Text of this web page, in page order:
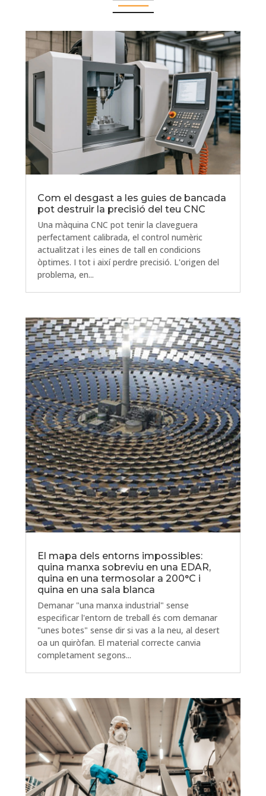
Com el desgast a les guies de bancada
pot destruir la precisió del teu CNC
Una màquina CNC pot tenir la claveguera
perfectament calibrada, el control numèric
actualitzat i les eines de tall en condicions
òptimes. I tot i així perdre precisió. L'origen del
problema, en...
El mapa dels entorns impossibles:
quina manxa sobreviu en una EDAR,
quina en una termosolar a 200°C i
quina en una sala blanca
Demanar "una manxa industrial" sense
especificar l'entorn de treball és com demanar
"unes botes" sense dir si vas a la neu, al desert
oa un quiròfan. El material correcte canvia
completament segons...